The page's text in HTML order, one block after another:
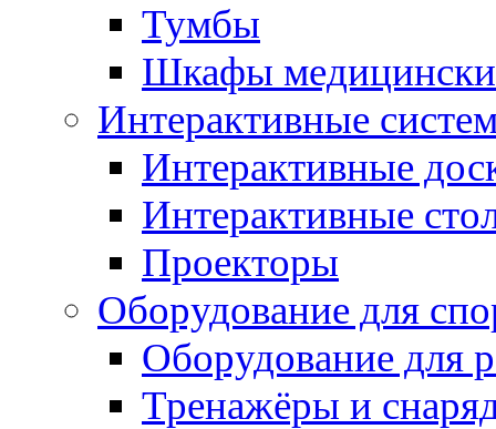
Тумбы
Шкафы
Интерактивные
Интерактивные
Интерактивные
Проекторы
Оборудование для
Оборудование для
Тренажёры и